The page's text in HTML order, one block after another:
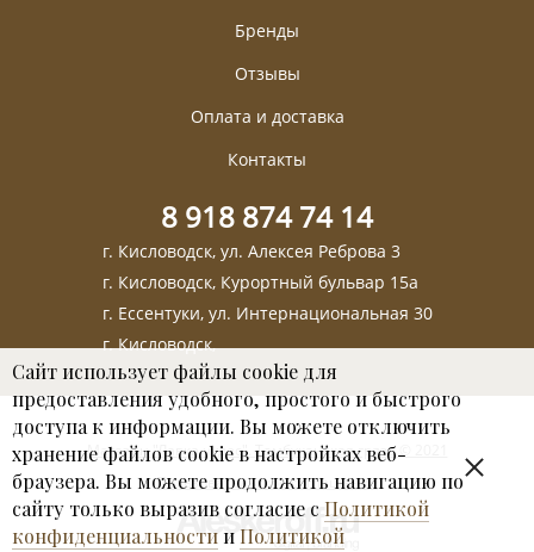
Бренды
Отзывы
Оплата и доставка
Контакты
8 918 874 74 14
г. Кисловодск, ул. Алексея Реброва 3
г. Кисловодск, Курортный бульвар 15а
г. Ессентуки, ул. Интернациональная 30
г. Кисловодск,
Магазин "Лавка чудес". Тамбуканская грязь © 2021
Пользовательское соглашение
Сайт использует файлы cookie для
предоставления удобного, простого и быстрого
доступа к информации. Вы можете отключить
хранение файлов cookie в настройках веб-
браузера. Вы можете продолжить навигацию по
сайту только выразив согласие с Политикой
конфиденциальности иПолитикой